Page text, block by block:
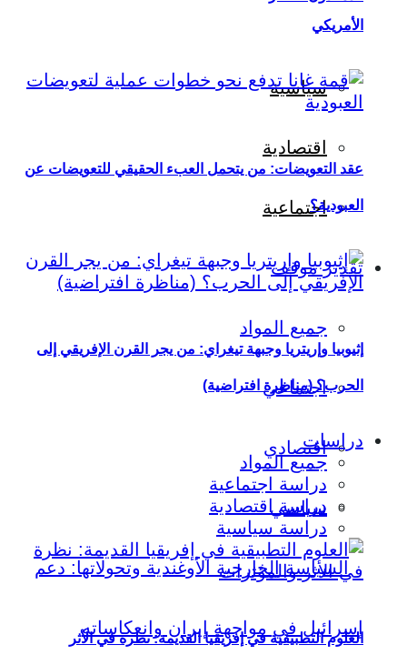
سياسية
اقتصادية
اجتماعية
تقدير موقف
جميع المواد
اجتماعي
اقتصادي
سياسي
الأمريكي
عقد التعويضات: من يتحمل العبء الحقيقي للتعويضات عن
العبودية؟
إثيوبيا وإريتريا وجبهة تيغراي: من يجر القرن الإفريقي إلى
الحرب؟ (مناظرة افتراضية)
دراسات
جميع المواد
دراسة اجتماعية
دراسة اقتصادية
دراسة سياسية
العلوم التطبيقية في إفريقيا القديمة: نظرة في الأثر